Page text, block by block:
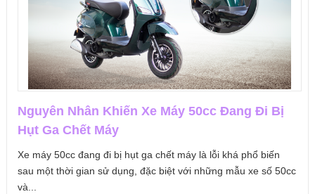
Nguyên Nhân Khiến Xe Máy 50cc Đang Đi Bị
Hụt Ga Chết Máy
Xe máy 50cc đang đi bị hụt ga chết máy là lỗi khá phổ biến
sau một thời gian sử dụng, đặc biệt với những mẫu xe số 50cc
và...